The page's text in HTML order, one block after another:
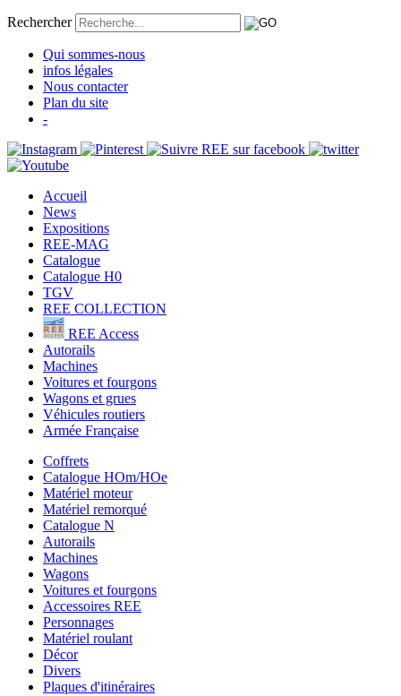
Rechercher
Qui sommes-nous
infos légales
Nous contacter
Plan du site
-
Accueil
News
Expositions
REE-MAG
Catalogue
Catalogue H0
TGV
REE COLLECTION
REE Access
Autorails
Machines
Voitures et fourgons
Wagons et grues
Véhicules routiers
Armée Française
Coffrets
Catalogue HOm/HOe
Matériel moteur
Matériel remorqué
Catalogue N
Autorails
Machines
Wagons
Voitures et fourgons
Accessoires REE
Personnages
Matériel roulant
Décor
Divers
Plaques d'itinéraires